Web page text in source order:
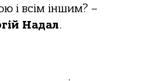
і всім іншим? –
Надал.